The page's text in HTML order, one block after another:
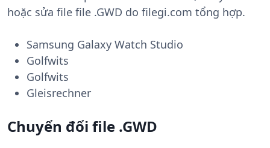
hoặc sửa file file .GWD do filegi.com tổng hợp.
Samsung Galaxy Watch Studio
Golfwits
Golfwits
Gleisrechner
Chuyển đổi file .GWD